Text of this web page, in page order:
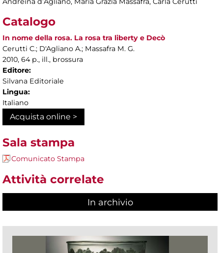
Catalogo
In nome della rosa. La rosa tra liberty e Decò
Cerutti C.; D'Agliano A.; Massafra M. G.
2010, 64 p., ill., brossura
Editore:
Silvana Editoriale
Lingua:
Italiano
Acquista online >
Sala stampa
Comunicato Stampa
Attività correlate
In archivio